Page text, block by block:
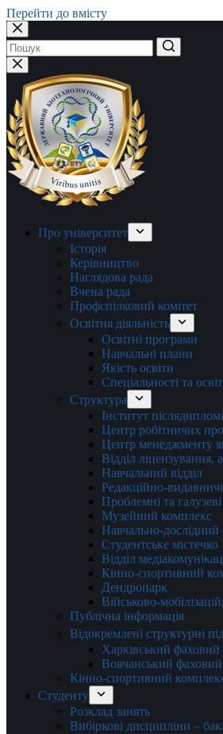
Перейти до вмісту
Немає
результатів
Про університет
Історія
Керівництво
Наглядова рада
Вчена рада
Профспілковий комітет
Освітня діяльність
Освітні програми
Навчальні плани
Якість освіти
Спеціальності та
Структура
Інститут
Центр робітничих
Центр менеджменту
Відділ ліцензування,
Навчальний відділ
Редакційно-
Проблемні та
Музейний комплекс
Навчально-
Студентське містечко
Відділ
Кінно-спортивний
Дендропарк
Військово-
Публічна інформація
Відокремлені структурні
Харківський
Вовчанський
Кінно-спортивний
Студенту
Розклад занять
Вибіркові дисципліни –